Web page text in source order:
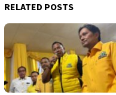
RELATED POSTS